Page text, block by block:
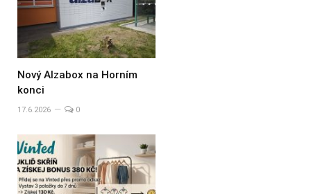
Nový Alzabox na Horním
konci
17.6.2026 0